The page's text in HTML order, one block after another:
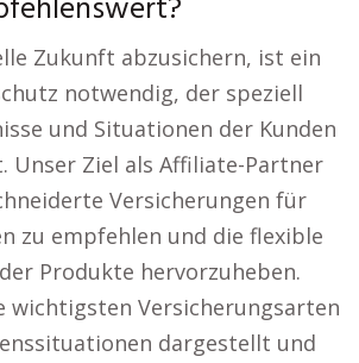
Zukunft abzusichern, ist ein
notwendig, der speziell
und Situationen der Kunden
Unser Ziel als Affiliate-Partner
Versicherungen für
zu empfehlen und die flexible
Produkte hervorzuheben.
wichtigsten Versicherungsarten
dargestellt und